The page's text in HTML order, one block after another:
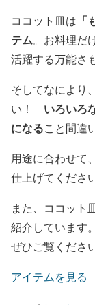
ココット皿は
テム。お料理だ
活躍する万能さ
そしてなにより
い！ いろいろ
になること間違
用途に合わせて
仕上げてくださ
また、ココット
紹介しています。
ぜひご覧ください
アイテムを見る